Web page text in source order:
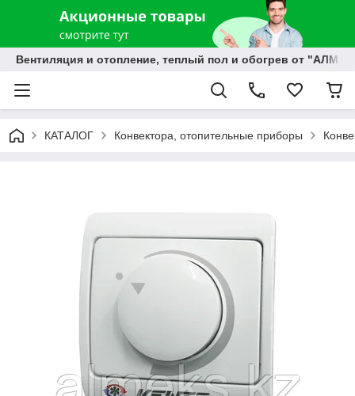
Вентиляция и отопление, теплый пол и обогрев от
КАТАЛОГ Конвектора, отопительные приборы